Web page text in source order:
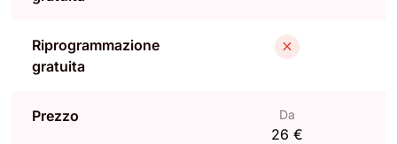
Riprogrammazione
gratuita
Prezzo Da
26 €